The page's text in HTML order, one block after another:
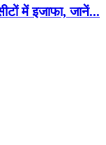
में इजाफा, जानें...